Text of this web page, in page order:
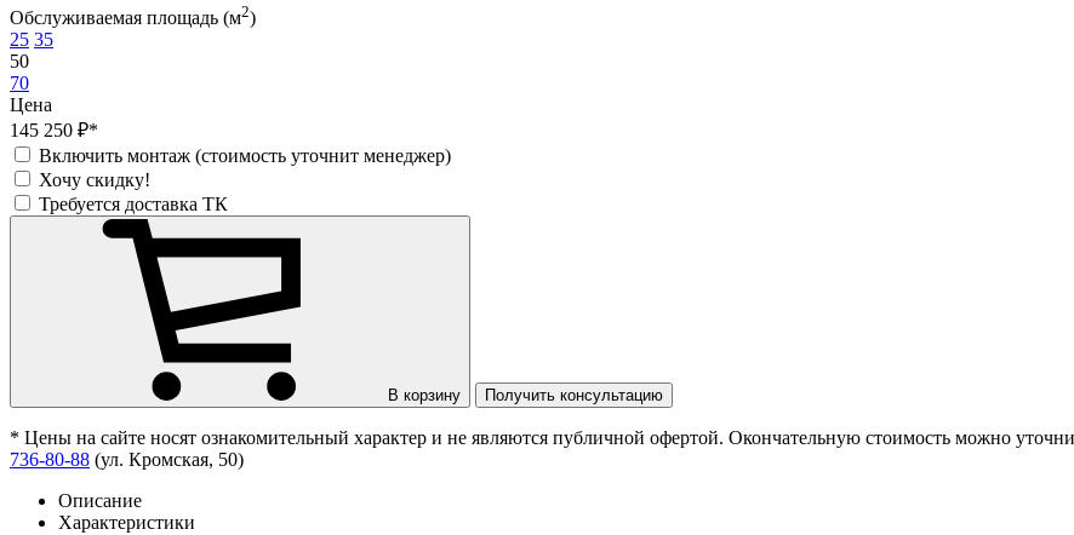
Обслуживаемая площадь (м2)
25 35
50
70
Цена
145 250 ₽*
Включить монтаж (стоимость уточнит менеджер)
Хочу скидку!
Требуется доставка ТК
В корзину Получить консультацию
* Цены на сайте носят ознакомительный характер и не являются публичной офертой. Окончательную стоимость можно
736-80-88 (ул. Кромская, 50)
Описание
Характеристики